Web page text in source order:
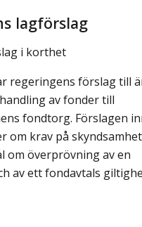
lagförslag
i korthet
regeringens förslag till
av fonder till
fondtorg. Förslagen
om krav på
om överprövning av en
av ett fondavtals